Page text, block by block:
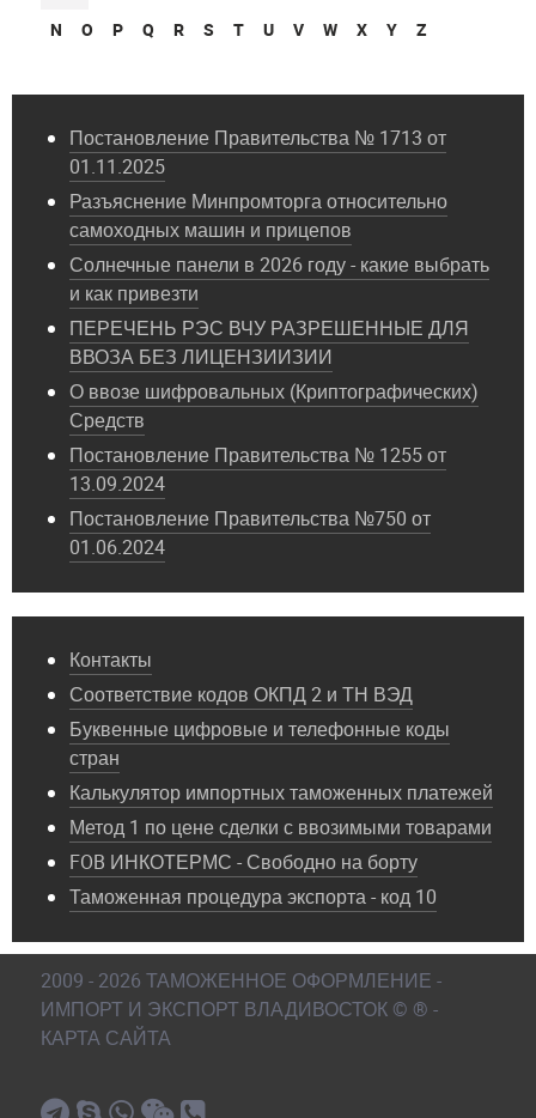
N
O P Q R S T U V W X Y Z
Постановление Правительства № 1713 от
01.11.2025
Разъяснение Минпромторга относительно
самоходных машин и прицепов
Солнечные панели в 2026 году - какие выбрать
и как привезти
ПЕРЕЧЕНЬ РЭС ВЧУ РАЗРЕШЕННЫЕ ДЛЯ
ВВОЗА БЕЗ ЛИЦЕНЗИИЗИИ
О ввозе шифровальных (Криптографических)
Средств
Постановление Правительства № 1255 от
13.09.2024
Постановление Правительства №750 от
01.06.2024
Контакты
Соответствие кодов ОКПД 2 и ТН ВЭД
Буквенные цифровые и телефонные коды
стран
Калькулятор импортных таможенных платежей
Метод 1 по цене сделки с ввозимыми товарами
FOB ИНКОТЕРМС - Свободно на борту
Таможенная процедура экспорта - код 10
2009 - 2026 ТАМОЖЕННОЕ ОФОРМЛЕНИЕ -
ИМПОРТ И ЭКСПОРТ ВЛАДИВОСТОК © ® -
КАРТА САЙТА